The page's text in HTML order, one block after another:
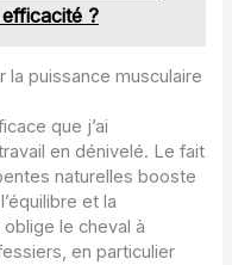
?
la puissance musculaire
que j’ai
en dénivelé. Le fait
naturelles booste
et la
le cheval à
en particulier